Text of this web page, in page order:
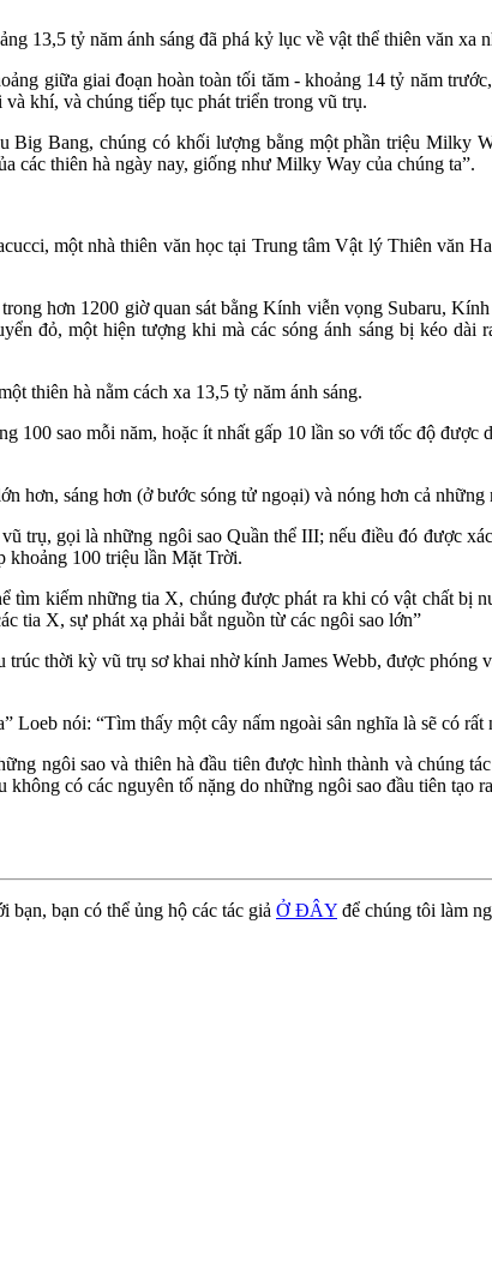
13,5 tỷ năm ánh sáng đã phá kỷ lục về vật thể thiên văn xa
giữa giai đoạn hoàn toàn tối tăm - khoảng 14 tỷ năm
khí, và chúng tiếp tục phát triển trong vũ trụ.
Big Bang, chúng có khối lượng bằng một phần triệu Milky
các thiên hà ngày nay, giống như Milky Way của chúng ta”.
một nhà thiên văn học tại Trung tâm Vật lý Thiên văn
hơn 1200 giờ quan sát bằng Kính viễn vọng Subaru,
đỏ, một hiện tượng khi mà các sóng ánh sáng bị kéo
thiên hà nằm cách xa 13,5 tỷ năm ánh sáng.
100 sao mỗi năm, hoặc ít nhất gấp 10 lần so với tốc độ
hơn, sáng hơn (ở bước sóng tử ngoại) và nóng hơn cả những
trụ, gọi là những ngôi sao Quần thể III; nếu điều đó được
khoảng 100 triệu lần Mặt Trời.
tìm kiếm những tia X, chúng được phát ra khi có vật chất bị
tia X, sự phát xạ phải bắt nguồn từ các ngôi sao lớn”
thời kỳ vũ trụ sơ khai nhờ kính James Webb, được
nói: “Tìm thấy một cây nấm ngoài sân nghĩa là sẽ có rất
ngôi sao và thiên hà đầu tiên được hình thành và chúng
có các nguyên tố nặng do những ngôi sao đầu tiên tạo
bạn có thể ủng hộ các tác giả Ở ĐÂY để chúng tôi làm